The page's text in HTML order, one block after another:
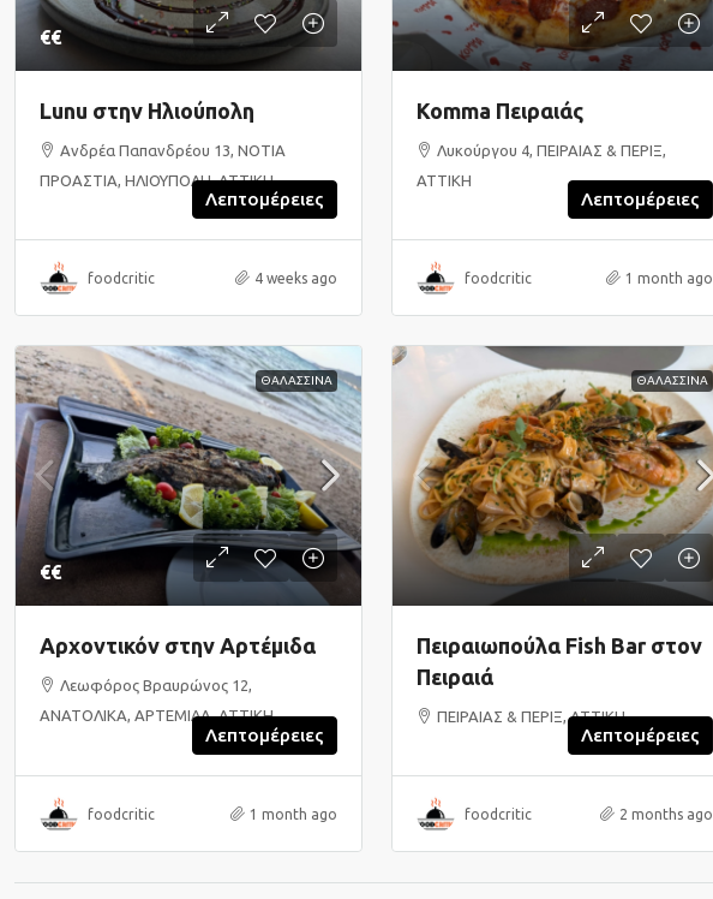
€€
Lunu στην Ηλιούπολη
Ανδρέα Παπανδρέου 13, ΝΟΤΙΑ
ΠΡΟΑΣΤΙΑ, ΗΛΙΟΥΠΟΛΗ, ΑΤΤΙΚΗ
Λεπτομέρειες
foodcritic 4 weeks ago
Komma Πειραιάς
Λυκούργου 4, ΠΕΙΡΑΙΑΣ & ΠΕΡΙΞ,
ΑΤΤΙΚΗ
Λεπτομέρειες
foodcritic 1 month ago
ΘΑΛΑΣΣΙΝΑ
€€
Αρχοντικόν στην Αρτέμιδα
Λεωφόρος Βραυρώνος 12,
ΑΝΑΤΟΛΙΚΑ, ΑΡΤΕΜΙΔΑ, ΑΤΤΙΚΗ
Λεπτομέρειες
foodcritic 1 month ago
ΘΑΛΑΣΣΙΝΑ
Πειραιωπούλα Fish Bar στον
Πειραιά
ΠΕΙΡΑΙΑΣ & ΠΕΡΙΞ, ΑΤΤΙΚΗ
Λεπτομέρειες
foodcritic 2 months ago